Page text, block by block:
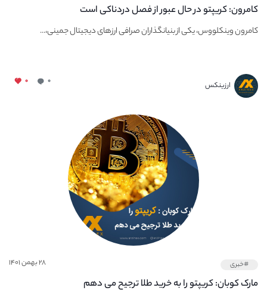
کامرون: کریپتو در حال عبور از فصل دردناکی است
کامرون وینکلووس، یکی از بنیانگذاران صرافی ارزهای دیجیتال جمینی،...
ارزینکس ۰ ۰
#خبری ۲۸ بهمن ۱۴۰۱
مارک کوبان: کریپتو را به خرید طلا ترجیح می دهم